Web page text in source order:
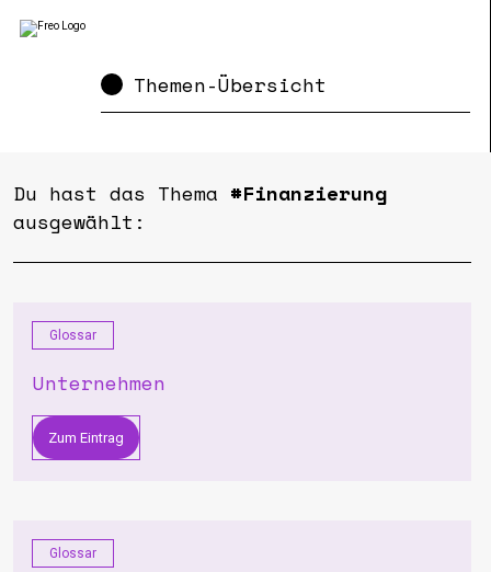
Themen-Übersicht
Du hast das Thema #Finanzierung
ausgewählt:
Glossar
Unternehmen
Zum Eintrag
Glossar